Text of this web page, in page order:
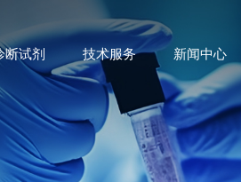
断试剂 技术服务 新闻中心